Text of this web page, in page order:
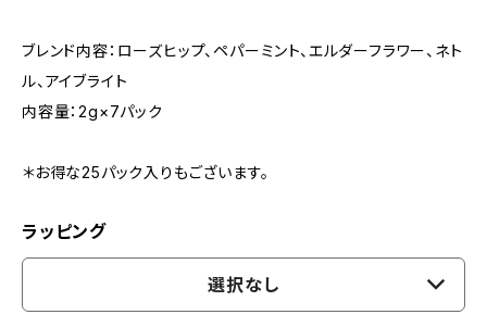
ブレンド内容：ローズヒップ、ペパーミント、エルダーフラワー、ネト
ル、アイブライト
内容量：2g×7パック
＊お得な25パック入りもございます。
ラッピング
選択なし